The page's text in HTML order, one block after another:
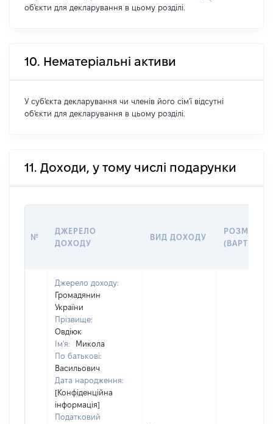
об'єкти для декларування в цьому розділі.
10. Нематеріальні активи
У суб'єкта декларування чи членів його сім'ї відсутні
об'єкти для декларування в цьому розділі.
11. Доходи, у тому числі подарунки
№
ДЖЕРЕЛО
ДОХОДУ
ВИД ДОХОДУ
РОЗМІР
(ВАРТІСТЬ)
Джерело доходу:
Громадянин
України
Прізвище:
Овдіюк
Ім'я:
Микола
По батькові:
Васильович
Дата народження:
[Конфіденційна
інформація]
Податковий